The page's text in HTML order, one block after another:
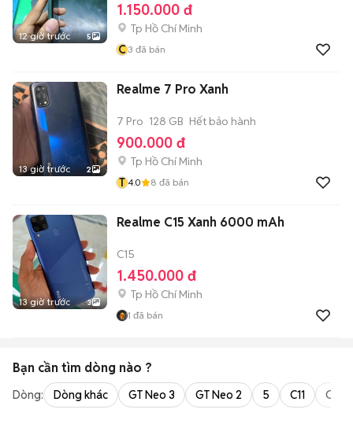
12 giờ trước 5
1.150.000 đ
Tp Hồ Chí Minh
C3 đã bán
13 giờ trước 2
Realme 7 Pro Xanh
7 Pro 128 GB Hết bảo hành
900.000 đ
Tp Hồ Chí Minh
T 4.0 8 đã bán
13 giờ trước 3
Realme C15 Xanh 6000 mAh
C15
1.450.000 đ
Tp Hồ Chí Minh
1 đã bán
Bạn cần tìm dòng nào ?
Dòng: Dòng khác GT Neo 3 GT Neo 2 5 C11 C35